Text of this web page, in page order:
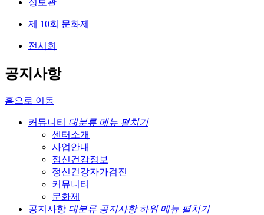
제 10회 문화제
전시회
공지사항
홈으로 이동
커뮤니티 대분류 메뉴 펼치기
센터소개
사업안내
정신건강정보
정신건강자가검진
커뮤니티
문화제
공지사항 대분류 공지사항 하위 메뉴 펼치기